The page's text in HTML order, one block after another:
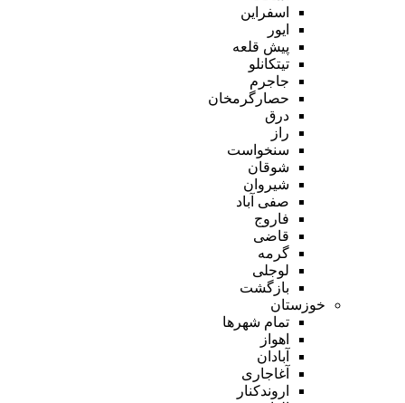
اسفراین
ایور
پیش قلعه
تیتکانلو
جاجرم
حصارگرمخان
درق
راز
سنخواست
شوقان
شیروان
صفی آباد
فاروج
قاضی
گرمه
لوجلی
بازگشت
خوزستان
تمام شهر‌ها
اهواز
آبادان
آغاجاری
اروندکنار